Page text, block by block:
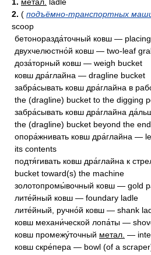
2. ( подъёмно-транспортных
scoop
бетоноразда́точный ковш —
двухчелюстно́й ковш — two-leaf
доза́торный ковш — weigh bucket
ковш дра́глайна — dragline bucket
забра́сывать ковш дра́глайна в
the (dragline) bucket to the digging
забра́сывать ковш дра́глайна
the (dragline) bucket beyond the
опора́жнивать ковш дра́глайна —
its contents
подтя́гивать ковш дра́глайна к
bucket toward(s) the machine
золотопромы́вочный ковш — gold
лите́йный ковш — foundary ladle
лите́йный, ручно́й ковш — shank
ковш механи́ческой лопа́ты —
ковш промежу́точный метал. —
ковш скре́пера — bowl (of a